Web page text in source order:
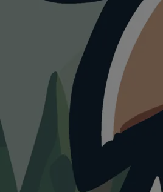
ATTRAKTION
Traumland